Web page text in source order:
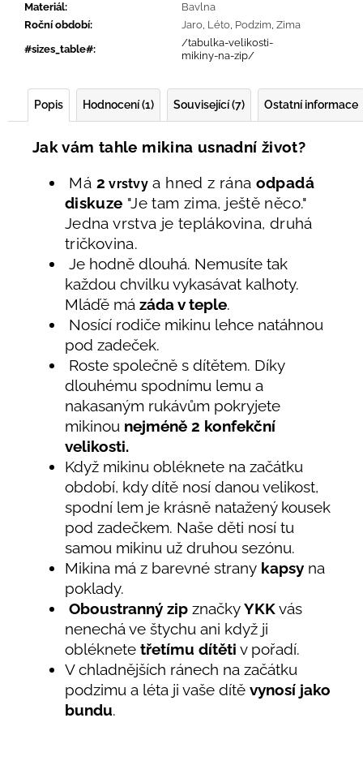
Materiál:
Bavlna
Roční období: Jaro, Léto, Podzim, Zima
#sizes_table#:
/tabulka-velikosti-
mikiny-na-zip/
Popis Hodnocení (1) Související (7) Ostatní informace
Jak vám tahle mikina usnadní život?
Má 2 vrstvy a hned z rána odpadá
diskuze "Je tam zima, ještě něco."
Jedna vrstva je teplákovina, druhá
tričkovina.
Je hodně dlouhá. Nemusíte tak
každou chvilku vykasávat kalhoty.
Mláďě má záda v teple.
Nosící rodiče mikinu lehce natáhnou
pod zadeček.
Roste společně s dítětem. Díky
dlouhému spodnímu lemu a
nakasaným rukávům pokryjete
mikinou nejméně 2 konfekční
velikosti.
Když mikinu obléknete na začátku
období, kdy dítě nosí danou velikost,
spodní lem je krásně natažený kousek
pod zadečkem. Naše děti nosí tu
samou mikinu už druhou sezónu.
Mikina má z barevné strany kapsy na
poklady.
Oboustranný zip značkyYKKvás
nenechá ve štychu ani když ji
obléknete třetímu dítěti v pořadí.
V chladnějších ránech na začátku
podzimu a léta ji vaše dítě vynosí jako
bundu.